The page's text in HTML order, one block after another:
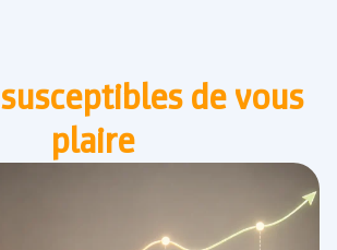
susceptibles de vous
plaire